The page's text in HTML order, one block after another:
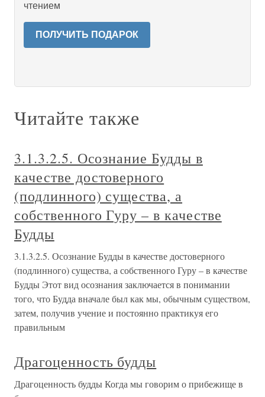
чтением
ПОЛУЧИТЬ ПОДАРОК
Читайте также
3.1.3.2.5. Осознание Будды в
качестве достоверного
(подлинного) существа, а
собственного Гуру – в качестве
Будды
3.1.3.2.5. Осознание Будды в качестве достоверного
(подлинного) существа, а собственного Гуру – в качестве
Будды Этот вид осознания заключается в понимании
того, что Будда вначале был как мы, обычным существом,
затем, получив учение и постоянно практикуя его
правильным
Драгоценность будды
Драгоценность будды Когда мы говорим о прибежище в